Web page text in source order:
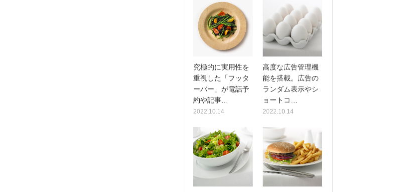
究極的に実用性を
重視した「フッタ
ーバー」が電話予
約や記事…
2022.10.14
高度な広告管理機
能を搭載。広告の
ランダム表示やシ
ョートコ…
2022.10.14